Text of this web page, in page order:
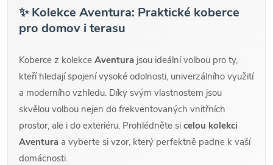
✨ Kolekce Aventura: Praktické koberce
pro domov i terasu
Koberce z kolekce Aventura jsou ideální volbou pro ty,
kteří hledají spojení vysoké odolnosti, univerzálního využití
a moderního vzhledu. Díky svým vlastnostem jsou
skvělou volbou nejen do frekventovaných vnitřních
prostor, ale i do exteriéru. Prohlédněte si celou kolekci
Aventura a vyberte si vzor, který perfektně padne k vaší
domácnosti.